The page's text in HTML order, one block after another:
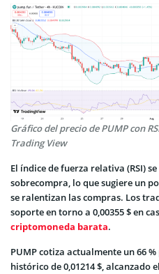
Gráfico del precio de PUMP con
Trading View
El índice de fuerza relativa (RSI)
sobrecompra, lo que sugiere un
se ralentizan las compras. Los
soporte en torno a 0,00355 $ en
criptomoneda barata.
PUMP cotiza actualmente un 66
histórico de 0,01214 $, alcanzado